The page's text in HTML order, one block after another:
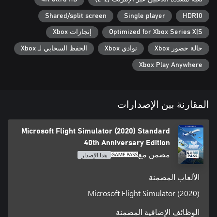
• Aerodynamic Modeling - A state-of-the-art physics engine with
over 1000 control surfaces per plane allows for a truly realistic
Microsoft Flight Simulator has fulfilled the aspirations of aviators
worldwide for 40 years. Celebrate the award-winning franchise
with the 40th Anniversary Edition, loaded with all-new features,
• 7 famous historical aircraft including the Hughes H-4 Hercules
HDR10
Single player
Shared/split screen
Optimized for Xbox Series X|S إنجازات Xbox
حالة حضور Xbox نوادي Xbox الحفظ السحابي لـ Xbox
Xbox Play Anywhere
المقارنة بين الإصدارات
Microsoft Flight Simulator (2020) Standard
40th Anniversary Edition
مضمن مع هذا الإصدار
الألعاب المضمنة
Microsoft Flight Simulator (2020)
الوظائف الإضافية المضمنة